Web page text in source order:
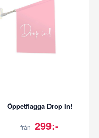
Öppetflagga Drop In!
från 299:-